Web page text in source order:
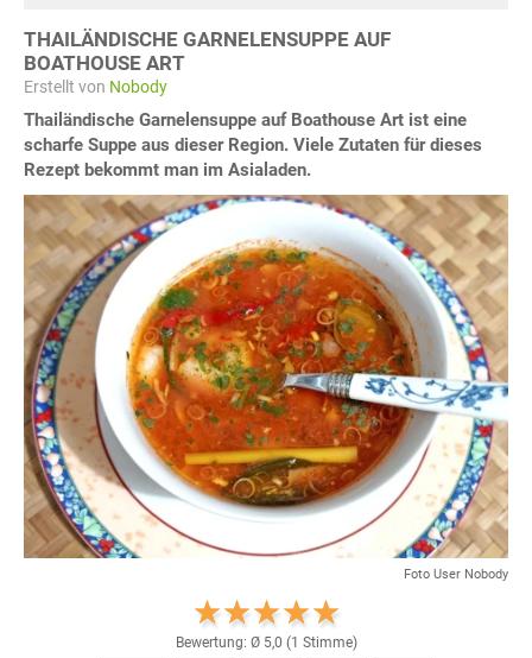
THAILÄNDISCHE GARNELENSUPPE AUF
BOATHOUSE ART
Erstellt von Nobody
Thailändische Garnelensuppe auf Boathouse Art ist eine
scharfe Suppe aus dieser Region. Viele Zutaten für dieses
Rezept bekommt man im Asialaden.
Foto User Nobody
Bewertung: Ø 5,0 (1 Stimme)